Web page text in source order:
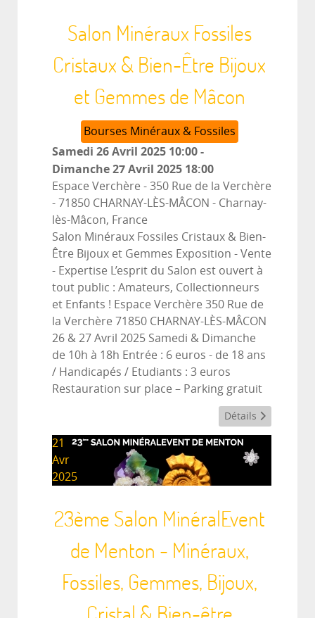
Salon Minéraux Fossiles
Cristaux & Bien-Être Bijoux
et Gemmes de Mâcon
Bourses Minéraux & Fossiles
Samedi 26 Avril 2025 10:00-
Dimanche 27 Avril 2025 18:00
Espace Verchère - 350 Rue de la Verchère
- 71850 CHARNAY-LÈS-MÂCON - Charnay-
lès-Mâcon, France
Salon Minéraux Fossiles Cristaux & Bien-
Être Bijoux et Gemmes Exposition - Vente
- Expertise L’esprit du Salon est ouvert à
tout public : Amateurs, Collectionneurs
et Enfants ! Espace Verchère 350 Rue de
la Verchère 71850 CHARNAY-LÈS-MÂCON
26 & 27 Avril 2025 Samedi & Dimanche
de 10h à 18h Entrée : 6 euros - de 18 ans
/ Handicapés / Etudiants : 3 euros
Restauration sur place – Parking gratuit
Détails
21
Avr
2025
23ème Salon MinéralEvent
de Menton - Minéraux,
Fossiles, Gemmes, Bijoux,